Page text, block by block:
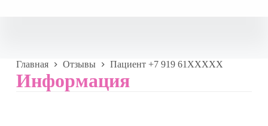
Главная Отзывы Пациент +7 919 61XXXXX
Информация